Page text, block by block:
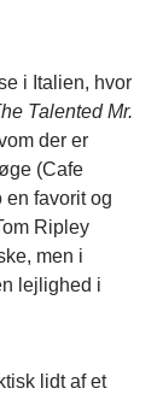
i Italien, hvor
Talented Mr.
der er
(Cafe
en favorit og
Ripley
men i
lejlighed i
lidt af et